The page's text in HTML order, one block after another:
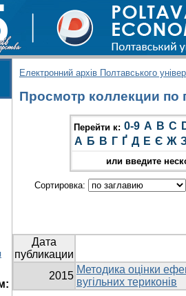
Електронний архів Полтавського
Просмотр коллекции по
Перейти к: 0-9 A B C
А Б В Г Ґ Д Е Є Ж
или введите
Сортировка:
Дата
публикации
2015
Методика оцінки
вугільних териконів